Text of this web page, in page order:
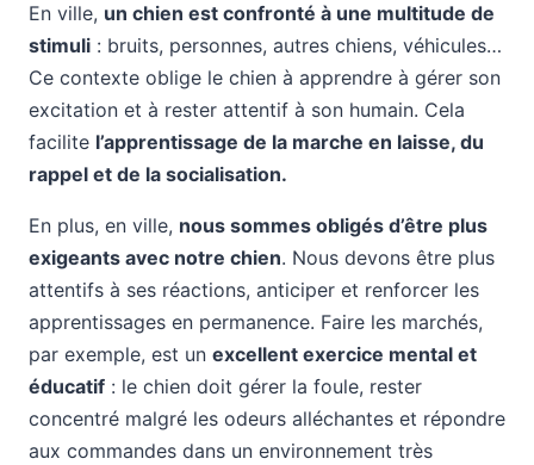
En ville, un chien est confronté à une multitude de
stimuli : bruits, personnes, autres chiens, véhicules…
Ce contexte oblige le chien à apprendre à gérer son
excitation et à rester attentif à son humain. Cela
facilite l’apprentissage de la marche en laisse, du
rappel et de la socialisation.
En plus, en ville, nous sommes obligés d’être plus
exigeants avec notre chien. Nous devons être plus
attentifs à ses réactions, anticiper et renforcer les
apprentissages en permanence. Faire les marchés,
par exemple, est un excellent exercice mental et
éducatif : le chien doit gérer la foule, rester
concentré malgré les odeurs alléchantes et répondre
aux commandes dans un environnement très